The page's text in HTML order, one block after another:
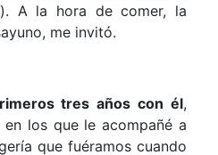
A la hora de comer, la
me invitó.
tres años con él,
los que le acompañé a
que fuéramos cuando